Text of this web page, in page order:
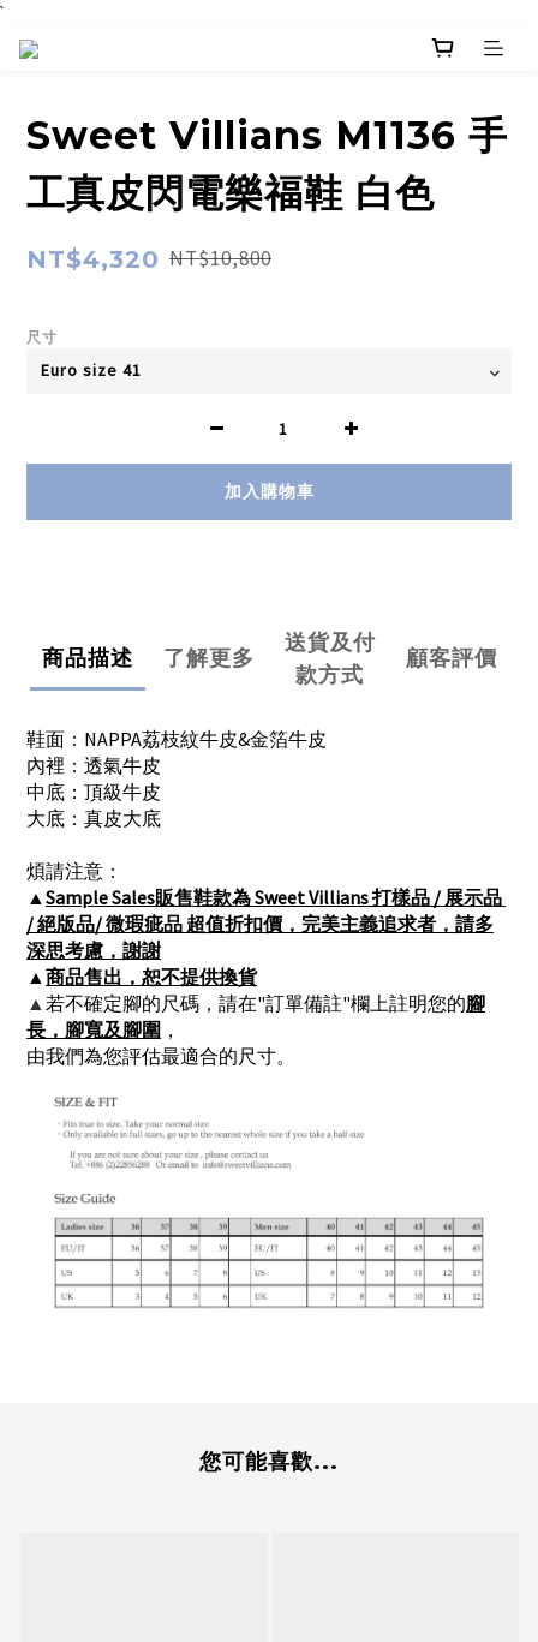
`
Sweet Villians M1136 手
工真皮閃電樂福鞋 白色
NT$4,320 NT$10,800
尺寸
加入購物車
商品描述 了解更多
送貨及付
款方式
顧客評價
鞋面：NAPPA荔枝紋牛皮&金箔牛皮
內裡：透氣牛皮
中底：頂級牛皮
大底：真皮大底
煩請注意：
▲ Sample Sales販售鞋款為 Sweet Villians 打樣品 / 展示品
/ 絕版品/ 微瑕疵品 超值折扣價，完美主義追求者，請多
深思考慮，謝謝
▲ 商品售出，恕不提供換貨
▲ 若不確定腳的尺碼，請在"訂單備註"欄上註明您的腳
長，腳寬及腳圍 ，
由我們為您評估最適合的尺寸。
您可能喜歡...